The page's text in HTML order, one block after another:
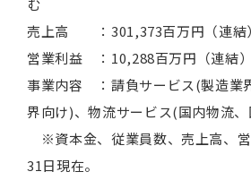
む
売上高 ：301,373百万円（連結）
営業利益 ：10,288百万円（連結）
事業内容 ：請負サービス(製造業
界向け)、物流サービス(国内物流
※資本金、従業員数、売上高、
31日現在。